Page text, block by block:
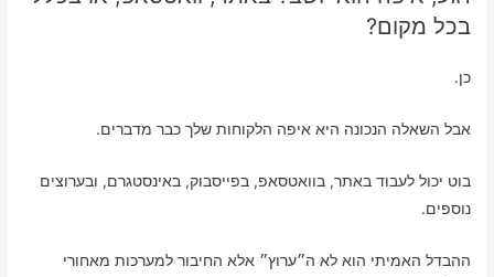
בכל מקום?
כן.
אבל השאלה הנכונה היא איפה הלקוחות שלך כבר מדברים.
בוט יכול לעבוד באתר, בוואטסאפ, בפייסבוק, באינסטגרם, ובערוצים
נוספים.
ההבדל האמיתי הוא לא ה״ערוץ״ אלא החיבור למערכות מאחורי